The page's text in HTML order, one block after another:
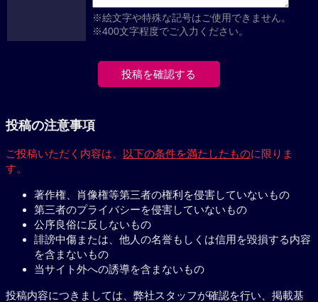
※絵文字や特殊な記号はご使用できません。
※400文字程度でご入力ください。
投稿の注意事項
ご投稿いただく内容は、 以下の条件を満たしたものに限りま
す。
著作権、肖像権等第三者の権利を侵害していないもの
第三者のプライバシーを侵害していないもの
公序良俗に反しないもの
誹謗中傷または、他人の名誉もしくは信用を毀損する内容
を含まないもの
当サイト外への誘導を含まないもの
投稿内容につきましては、弊社スタッフが確認を行い、掲載基